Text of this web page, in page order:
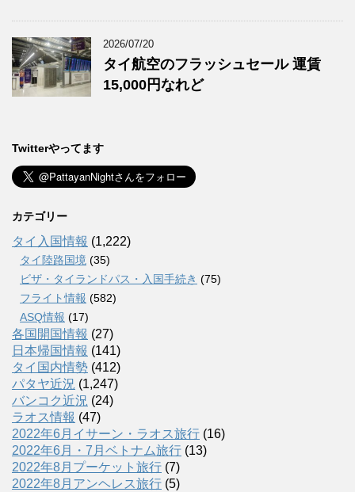
2026/07/20
タイ航空のフラッシュセール 運賃
15,000円なれど
Twitterやってます
カテゴリー
タイ入国情報 (1,222)
タイ陸路国境 (35)
ビザ・タイランドパス・入国手続き (75)
フライト情報 (582)
ASQ情報 (17)
各国開国情報 (27)
日本帰国情報 (141)
タイ国内情勢 (412)
パタヤ近況 (1,247)
バンコク近況 (24)
ラオス情報 (47)
2022年6月イサーン・ラオス旅行 (16)
2022年6月・7月ベトナム旅行 (13)
2022年8月プーケット旅行 (7)
2022年8月アンヘレス旅行 (5)